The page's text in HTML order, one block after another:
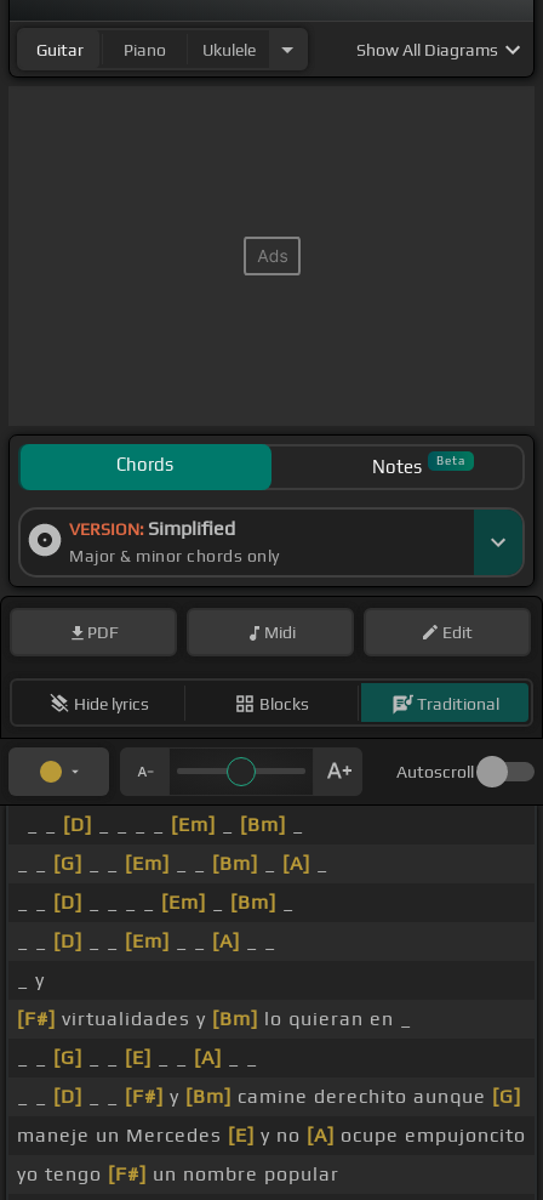
Guitar Piano Ukulele ShowAll Diagrams
Chords Notes Beta
VERSION: Simplified
Major & minor chords only
PDF Midi Edit
Hide lyrics Blocks Traditional
Autoscroll
[D] [Em] [Bm]
[G] [Em] [Bm] [A]
[D] [Em] [Bm]
[D] [Em] [A]
_ y
[F#] virtualidades y [Bm] lo quieran en _
[G] [E] [A]
[D] [F#] y [Bm] camine derechito aunque [G]
maneje un Mercedes [E] y no [A] ocupe empujoncito
yo tengo [F#] un nombre popular